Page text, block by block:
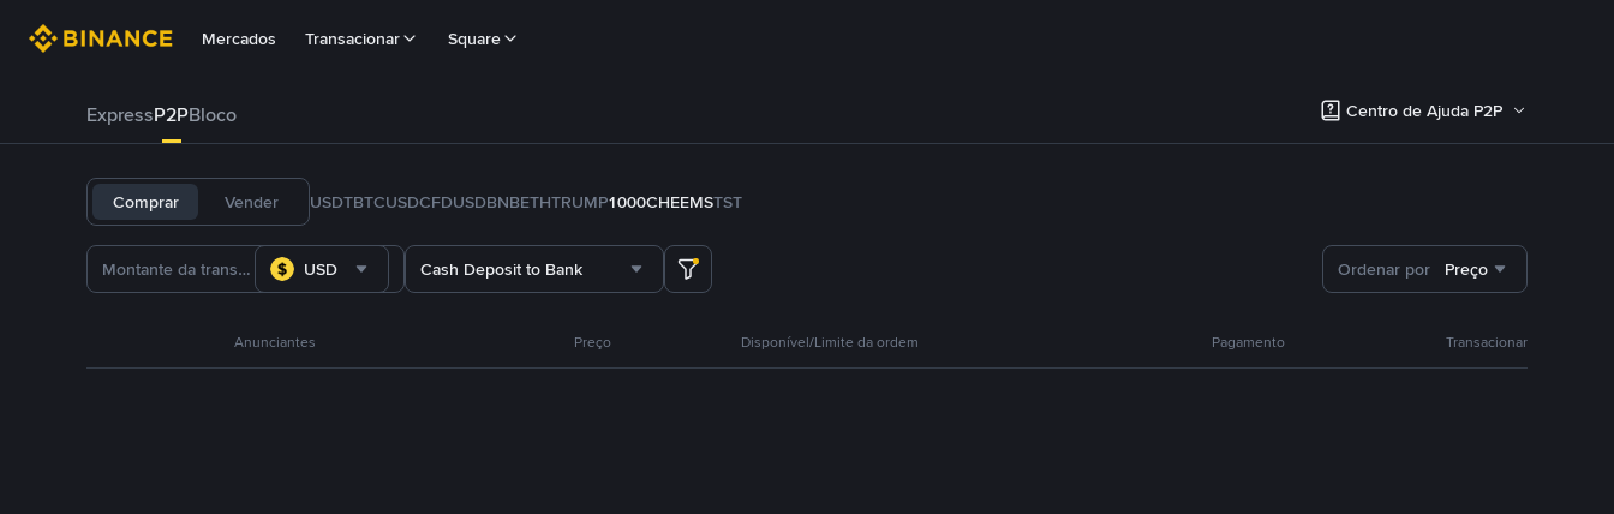
Mercados Transacionar Square
ExpressP2PBloco Centro de Ajuda P2P
Comprar Vender USDTBTCUSDCFDUSDBNBETHTRUMP1000CHEEMSTST
USD Cash Deposit to Bank Ordenar por Preço
Anunciantes Preço Disponível/Limite da ordem Pagamento Transacionar